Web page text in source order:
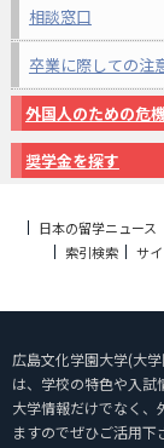
相談窓口
卒業に際しての注
外国人のための危
奨学金を探す
日本の留学ニュース
索引検索
サ
広島文化学園大学(大
は、学校の特色や入試
大学情報だけでなく、
ますのでぜひご活用下